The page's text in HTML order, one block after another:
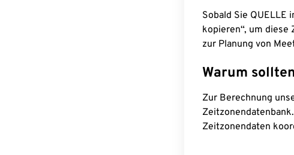
Sobald Sie QUELLE
kopieren“, um diese
zur Planung von
Warum
Zur Berechnung
Zeitzonendaten